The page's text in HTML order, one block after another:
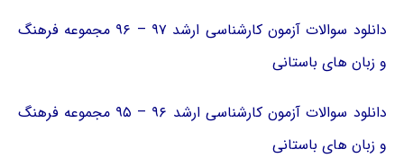
دانلود سوالات آزمون کارشناسی ارشد ۹۷ – ۹۶ مجموعه فرهنگ
و زبان های باستانی
دانلود سوالات آزمون کارشناسی ارشد ۹۶ – ۹۵ مجموعه فرهنگ
و زبان های باستانی